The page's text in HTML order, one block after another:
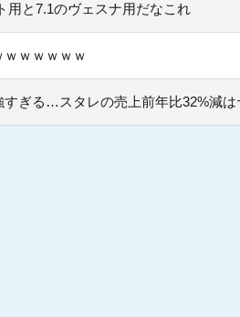
用と7.1のヴェスナ用だなこれ
ｗｗｗｗｗｗ
すぎる…スタレの売上前年比32%減は